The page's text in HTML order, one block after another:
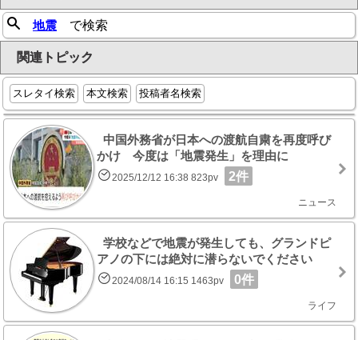
地震 で検索
関連トピック
スレタイ検索 本文検索 投稿者名検索
中国外務省が日本への渡航自粛を再度呼び
かけ 今度は「地震発生」を理由に
2025/12/12 16:38 823pv 2件
ニュース
学校などで地震が発生しても、グランドピ
アノの下には絶対に潜らないでください
2024/08/14 16:15 1463pv 0件
ライフ